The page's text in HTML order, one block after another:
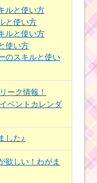
ルと使い方
と使い方
ルと使い方
使い方
のスキルと使い
ーク情報！
ベントカレンダ
した♪
欲しい！わがま